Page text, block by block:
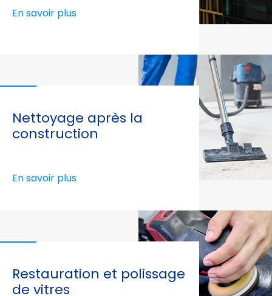
En savoir plus
Nettoyage après la
construction
En savoir plus
Restauration et polissage
de vitres